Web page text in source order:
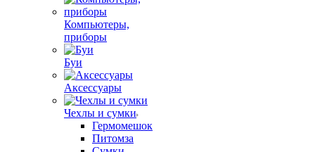
Компьютеры,
приборы
Буи
Аксессуары
Чехлы и сумки
Гермомешок
Питомза